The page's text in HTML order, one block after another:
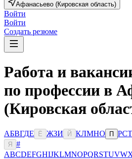
Афанасьево (Кировская область)
Войти
Войти
Создать резюме
Работа и
по профессии в
(Кировская
АБВГДЕ Ё ЖЗИ Й КЛМНО П РСТ
Я
#
ABCDEFGHIJKLMNOPQRSTUVW